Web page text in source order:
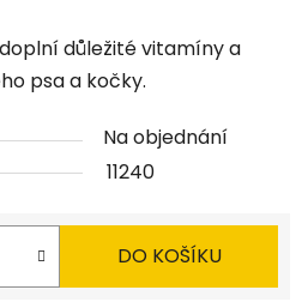
důležité vitamíny a
psa a kočky.
Na objednání
11240
DO KOŠÍKU